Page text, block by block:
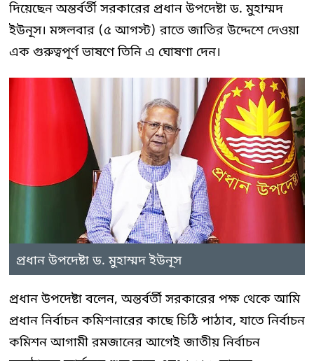
দিয়েছেন অন্তর্বর্তী সরকারের প্রধান উপদেষ্টা ড. মুহাম্মদ
ইউনূস। মঙ্গলবার (৫ আগস্ট) রাতে জাতির উদ্দেশে দেওয়া
এক গুরুত্বপূর্ণ ভাষণে তিনি এ ঘোষণা দেন।
প্রধান উপদেষ্টা ড. মুহাম্মদ ইউনূস
প্রধান উপদেষ্টা বলেন, অন্তর্বর্তী সরকারের পক্ষ থেকে আমি
প্রধান নির্বাচন কমিশনারের কাছে চিঠি পাঠাব, যাতে নির্বাচন
কমিশন আগামী রমজানের আগেই জাতীয় নির্বাচন